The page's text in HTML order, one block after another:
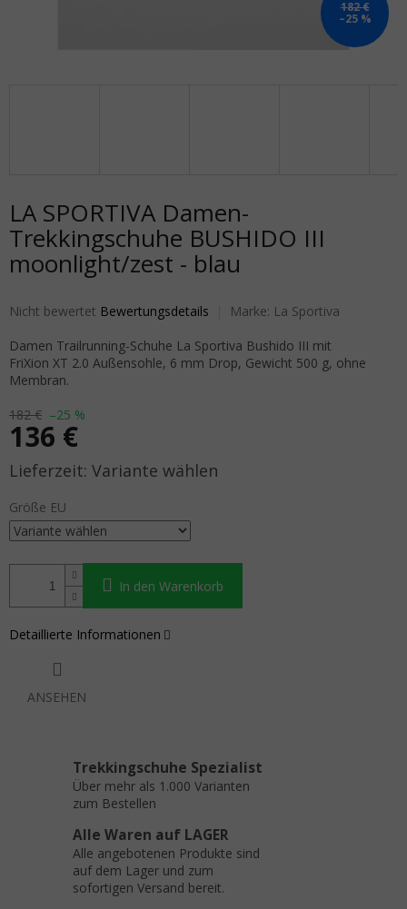
182 €
–25 %
LA SPORTIVA Damen-
Trekkingschuhe BUSHIDO III
moonlight/zest - blau
Die durchschnittliche Produktbewertung ist 0,0 von 5 Sternen.
Nicht bewertet Bewertungsdetails Marke: La Sportiva
182 € –25 %
136 €
Verkaufspreis: Variante wählen
Größe EU
In den Warenkorb
Damen Trailrunning-Schuhe La Sportiva Bushido III mit
FriXion XT 2.0 Außensohle, 6 mm Drop, Gewicht 500 g, ohne
Membran.
Detaillierte Informationen
ANSEHEN
Trekkingschuhe Spezialist
Über mehr als 1.000 Varianten
zum Bestellen
Alle Waren auf LAGER
Alle angebotenen Produkte sind
auf dem Lager und zum
sofortigen Versand bereit.